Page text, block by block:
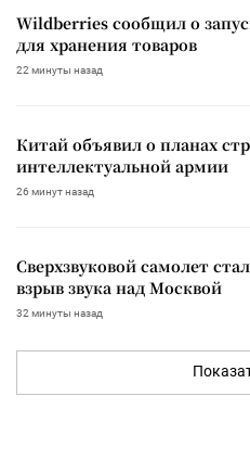
Wildberries сообщил о
для хранения товаров
22 минуты назад
Китай объявил о планах
интеллектуальной армии
26 минут назад
Сверхзвуковой самолет
взрыв звука над Москвой
32 минуты назад